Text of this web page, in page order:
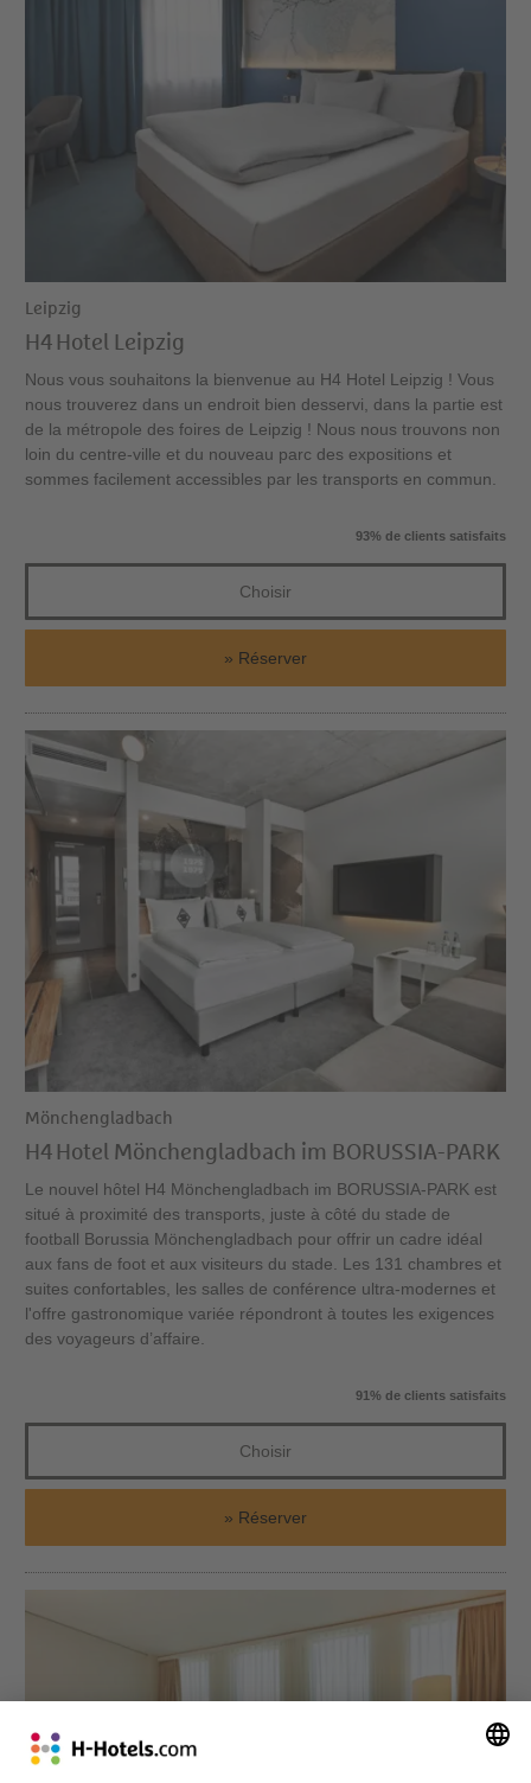
Leipzig
H4 Hotel Leipzig
Nous vous souhaitons la bienvenue au H4 Hotel Leipzig ! Vous
nous trouverez dans un endroit bien desservi, dans la partie est
de la métropole des foires de Leipzig ! Nous nous trouvons non
loin du centre-ville et du nouveau parc des expositions et
sommes facilement accessibles par les transports en commun.
93% de clients satisfaits
Choisir
Réserver
Mönchengladbach
H4 Hotel Mönchengladbach im BORUSSIA-PARK
Le nouvel hôtel H4 Mönchengladbach im BORUSSIA-PARK est
situé à proximité des transports, juste à côté du stade de
football Borussia Mönchengladbach pour offrir un cadre idéal
aux fans de foot et aux visiteurs du stade. Les 131 chambres et
suites confortables, les salles de conférence ultra-modernes et
l'offre gastronomique variée répondront à toutes les exigences
des voyageurs d’affaire.
91% de clients satisfaits
Choisir
Réserver